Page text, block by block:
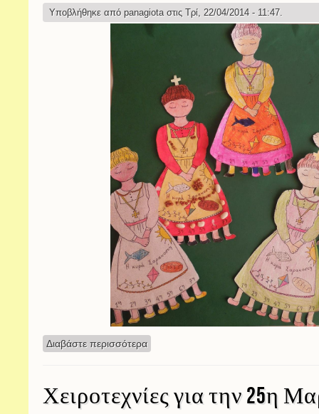
Υποβλήθηκε από panagiota στις Τρί, 22/04/2014 - 11:47.
Διαβάστε περισσότερα
Χειροτεχνίες για την 25η